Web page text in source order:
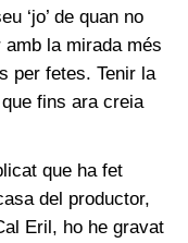
‘jo’ de quan no
la mirada més
per fetes. Tenir la
fins ara creia
que ha fet
del productor,
Eril, ho he gravat